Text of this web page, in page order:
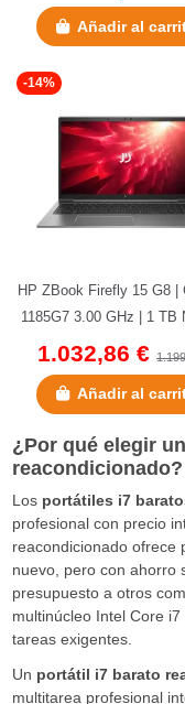
Añadir al
-14%
HP ZBook Firefly 15 G8 |
1185G7 3.00 GHz | 1 TB
32 GB DDR4 | Quadro
1.032,86 €
Añadir al
¿Por qué elegir
reacondicionado?
Los portátiles i7
profesional con precio
reacondicionado ofrece
nuevo, pero con ahorro
presupuesto a otros
multinúcleo Intel Core
tareas exigentes.
Un portátil i7 barato
multitarea profesional